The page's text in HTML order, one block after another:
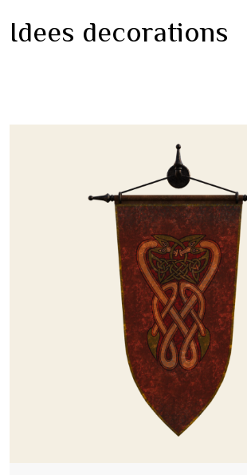
Idees decorations